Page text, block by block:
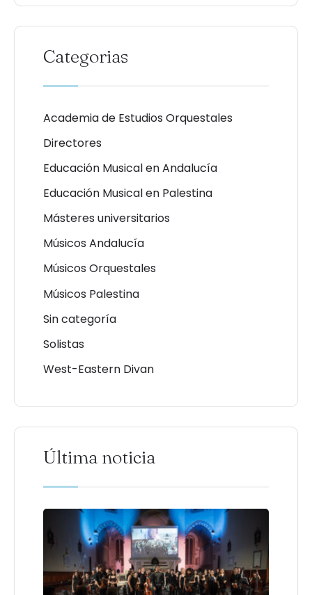
Categorias
Academia de Estudios Orquestales
Directores
Educación Musical en Andalucía
Educación Musical en Palestina
Másteres universitarios
Músicos Andalucía
Músicos Orquestales
Músicos Palestina
Sin categoría
Solistas
West-Eastern Divan
Última noticia